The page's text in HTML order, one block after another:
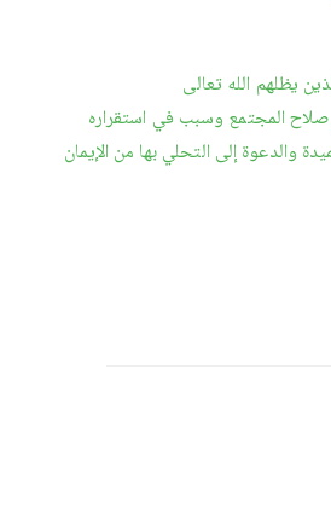
والدعوة إلى التحلي بها من الإيمان